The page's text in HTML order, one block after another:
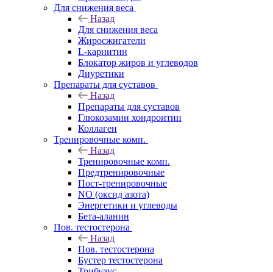
Для снижения веса
Назад
Для снижения веса
Жиросжигатели
L-карнитин
Блокатор жиров и углеводов
Диуретики
Препараты для суставов
Назад
Препараты для суставов
Глюкозамин хондроитин
Коллаген
Тренировочные комп.
Назад
Тренировочные комп.
Предтренировочные
Пост-тренировочные
NO (оксид азота)
Энергетики и углеводы
Бета-аланин
Пов. тестостерона
Назад
Пов. тестостерона
Бустер тестостерона